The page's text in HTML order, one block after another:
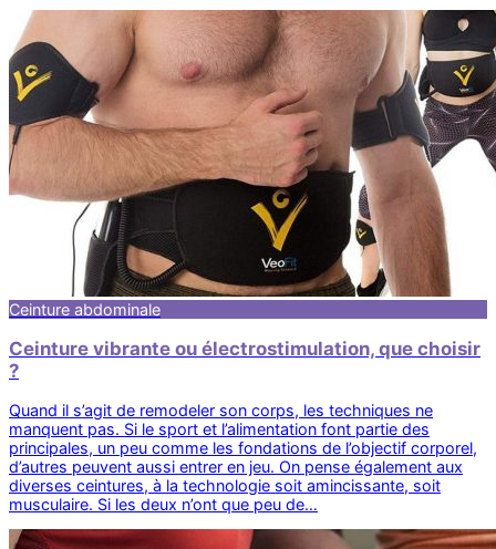
Ceinture abdominale
Ceinture vibrante ou électrostimulation, que choisir
?
Quand il s’agit de remodeler son corps, les techniques ne
manquent pas. Si le sport et l’alimentation font partie des
principales, un peu comme les fondations de l’objectif corporel,
d’autres peuvent aussi entrer en jeu. On pense également aux
diverses ceintures, à la technologie soit amincissante, soit
musculaire. Si les deux n’ont que peu de…